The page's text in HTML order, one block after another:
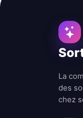
La
des
chez